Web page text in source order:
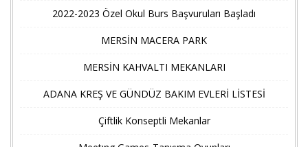
2022-2023 Özel Okul Burs Başvuruları Başladı
MERSİN MACERA PARK
MERSİN KAHVALTI MEKANLARI
ADANA KREŞ VE GÜNDÜZ BAKIM EVLERİ LİSTESİ
Çiftlik Konseptli Mekanlar